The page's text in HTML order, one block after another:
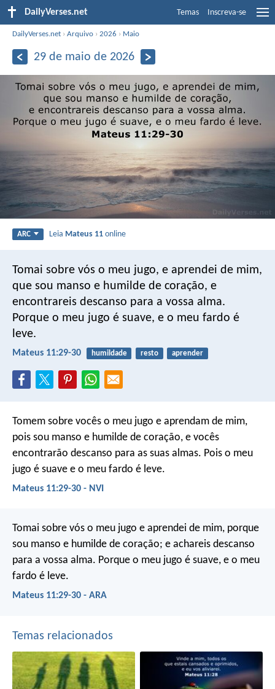
DailyVerses.net Temas Inscreva-se
DailyVerses.net ›Arquivo ›2026 › Maio
29 de maio de 2026
ARC Leia Mateus 11 online
Tomai sobre vós o meu jugo, e aprendei de mim,
que sou manso e humilde de coração, e
encontrareis descanso para a vossa alma.
Porque o meu jugo é suave, e o meu fardo é
leve.
Mateus 11:29-30 humildade resto aprender
Tomem sobre vocês o meu jugo e aprendam de mim,
pois sou manso e humilde de coração, e vocês
encontrarão descanso para as suas almas. Pois o meu
jugo é suave e o meu fardo é leve.
Mateus 11:29-30 - NVI
Tomai sobre vós o meu jugo e aprendei de mim, porque
sou manso e humilde de coração; e achareis descanso
para a vossa alma. Porque o meu jugo é suave, e o meu
fardo é leve.
Mateus 11:29-30 - ARA
Temas relacionados